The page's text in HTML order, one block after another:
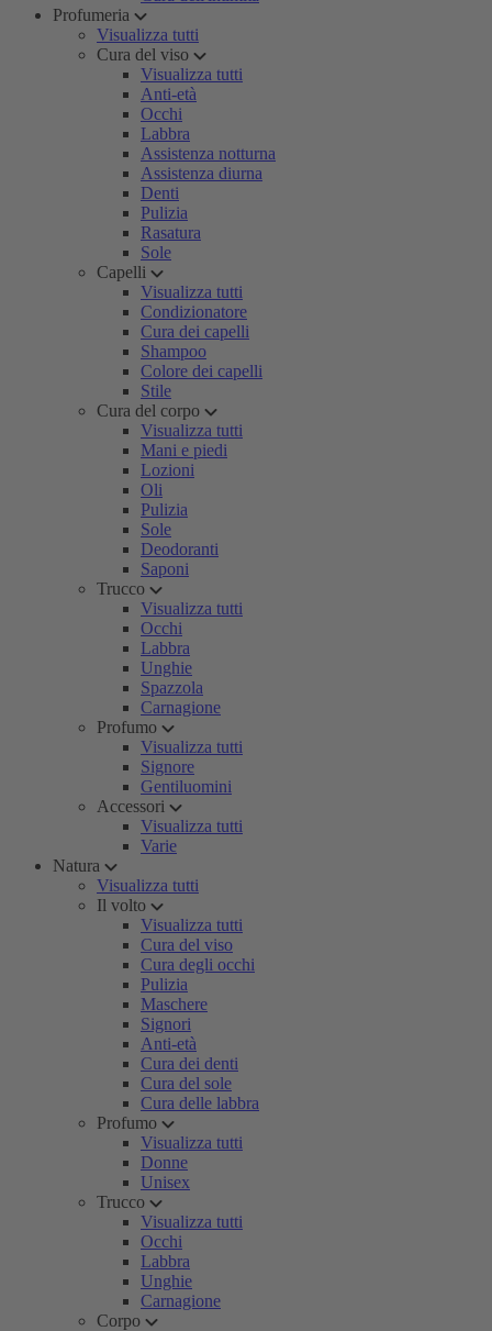
Profumeria
Visualizza tutti
Cura del viso
Visualizza tutti
Anti-età
Occhi
Labbra
Assistenza notturna
Assistenza diurna
Denti
Pulizia
Rasatura
Sole
Capelli
Visualizza tutti
Condizionatore
Cura dei capelli
Shampoo
Colore dei capelli
Stile
Cura del corpo
Visualizza tutti
Mani e piedi
Lozioni
Oli
Pulizia
Sole
Deodoranti
Saponi
Trucco
Visualizza tutti
Occhi
Labbra
Unghie
Spazzola
Carnagione
Profumo
Visualizza tutti
Signore
Gentiluomini
Accessori
Visualizza tutti
Varie
Natura
Visualizza tutti
Il volto
Visualizza tutti
Cura del viso
Cura degli occhi
Pulizia
Maschere
Signori
Anti-età
Cura dei denti
Cura del sole
Cura delle labbra
Profumo
Visualizza tutti
Donne
Unisex
Trucco
Visualizza tutti
Occhi
Labbra
Unghie
Carnagione
Corpo